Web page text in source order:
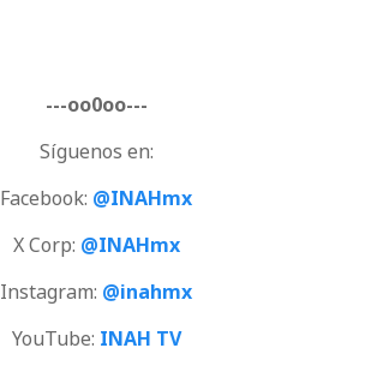
---oo0oo---
Síguenos en:
Facebook: @INAHmx
X Corp: @INAHmx
Instagram: @inahmx
YouTube: INAH TV